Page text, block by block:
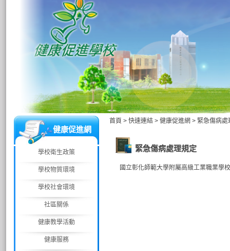
健康促進網
學校衛生政策
學校物質環境
學校社會環境
社區關係
健康教學活動
健康服務
首頁 > 快速連結 > 健康促進網 > 緊急傷病處
緊急傷病處理規定
國立彰化師範大學附屬高級工業職業學